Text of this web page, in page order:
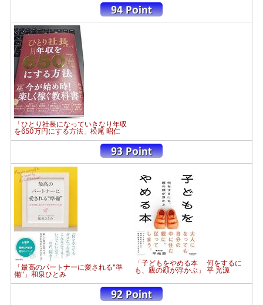
「ひとり社長になっていきなり年収
を650万円にする方法」松尾 昭仁
「最高のパートナーに愛される"準
備"」和泉ひとみ
「子どもをやめる本 何をするに
も、親の顔が浮かぶ」 平 光源